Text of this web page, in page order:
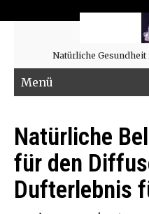
Natürliche
Menü
Natürliche
für den
Dufterlebnis